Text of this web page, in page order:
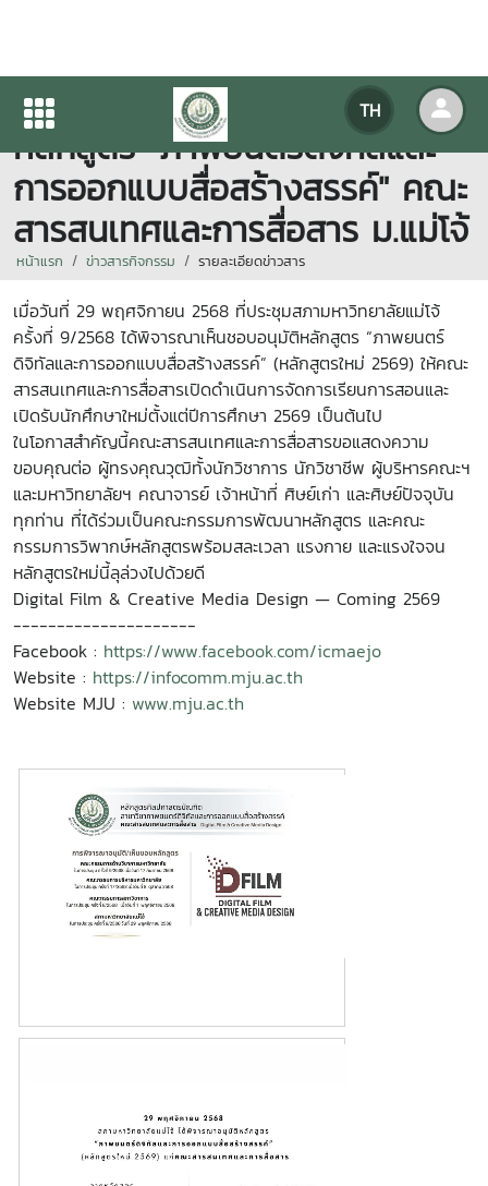
TH
สภามหาวิทยาลัยแม่โจ้ อนุมัติ
หลักสูตร "ภาพยนตร์ดิจิทัลและ
การออกแบบสื่อสร้างสรรค์" คณะ
สารสนเทศและการสื่อสาร ม.แม่โจ้
หน้าแรก ข่าวสารกิจกรรม รายละเอียดข่าวสาร
เมื่อวันที่ 29 พฤศจิกายน 2568 ที่ประชุมสภามหาวิทยาลัยแม่โจ้
ครั้งที่ 9/2568 ได้พิจารณาเห็นชอบอนุมัติหลักสูตร “ภาพยนตร์
ดิจิทัลและการออกแบบสื่อสร้างสรรค์” (หลักสูตรใหม่ 2569) ให้คณะ
สารสนเทศและการสื่อสารเปิดดำเนินการจัดการเรียนการสอนและ
เปิดรับนักศึกษาใหม่ตั้งแต่ปีการศึกษา 2569 เป็นต้นไป
ในโอกาสสำคัญนี้คณะสารสนเทศและการสื่อสารขอแสดงความ
ขอบคุณต่อ ผู้ทรงคุณวุฒิทั้งนักวิชาการ นักวิชาชีพ ผู้บริหารคณะฯ
และมหาวิทยาลัยฯ คณาจารย์ เจ้าหน้าที่ ศิษย์เก่า และศิษย์ปัจจุบัน
ทุกท่าน ที่ได้ร่วมเป็นคณะกรรมการพัฒนาหลักสูตร และคณะ
กรรมการวิพากษ์หลักสูตรพร้อมสละเวลา แรงกาย และแรงใจจน
หลักสูตรใหม่นี้ลุล่วงไปด้วยดี
Digital Film & Creative Media Design — Coming 2569
---------------------
Facebook : https://www.facebook.com/icmaejo
Website : https://infocomm.mju.ac.th
Website MJU : www.mju.ac.th